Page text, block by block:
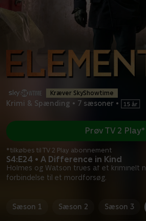
Kræver SkyShowtime
Krimi & Spænding • 7 sæsoner •
S4:E24 • A Difference in Kind
Holmes og Watson trues af et kriminelt
forbindelse til et mordforsøg.
Prøv TV 2 Play*
*tilkøbes til TV 2 Play abonnement
Sæson 1 Sæson 2 Sæson 3